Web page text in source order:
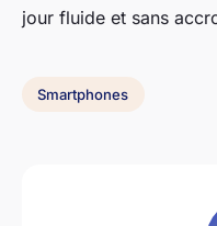
jour fluide et sans
Smartphones